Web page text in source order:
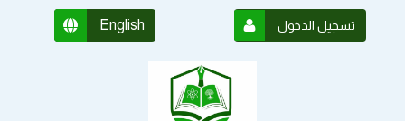
English تسجيل الدخول